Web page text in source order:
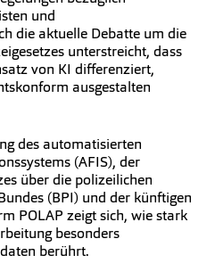
und
die aktuelle Debatte um die
unterstreicht, dass
von KI differenziert,
ausgestalten
des automatisierten
(AFIS), der
über die polizeilichen
(BPI) und der künftigen
POLAP zeigt sich, wie stark
besonders
berührt.